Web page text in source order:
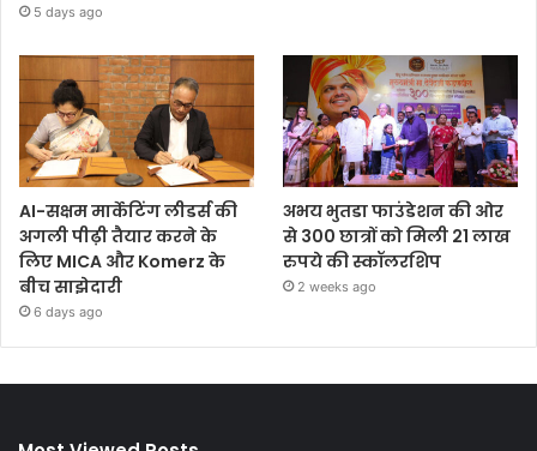
5 days ago
AI-सक्षम मार्केटिंग लीडर्स की
अगली पीढ़ी तैयार करने के
लिए MICA और Komerz के
बीच साझेदारी
6 days ago
अभय भुतडा फाउंडेशन की ओर
से 300 छात्रों को मिली 21 लाख
रुपये की स्कॉलरशिप
2 weeks ago